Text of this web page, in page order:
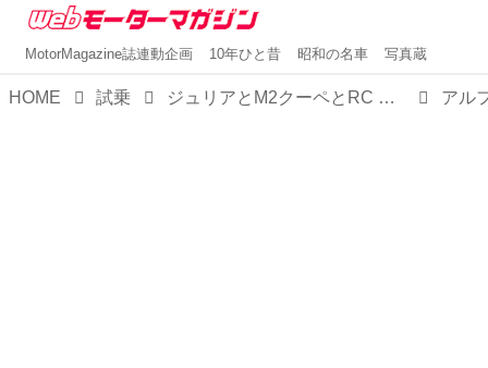
MotorMagazine誌連動企画 10年ひと昔 昭和の名車 写真蔵
HOME 試乗 ジュリアとM2クーペとRC Fを【比較試乗】。お楽しみはFRからはじまり、高揚感か官能性か精緻さかいずれかに至る